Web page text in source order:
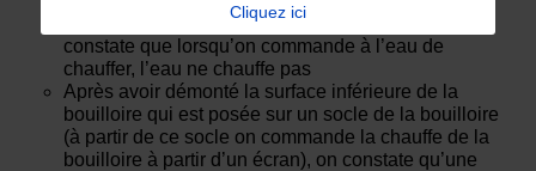
Lorsqu’on branche la bouilloire sur le secteur on
constate que lorsqu’on commande à l’eau de
chauffer, l’eau ne chauffe pas
Après avoir démonté la surface inférieure de la
bouilloire qui est posée sur un socle de la bouilloire
(à partir de ce socle on commande la chauffe de la
bouilloire à partir d’un écran), on constate qu’une
Cliquez ici